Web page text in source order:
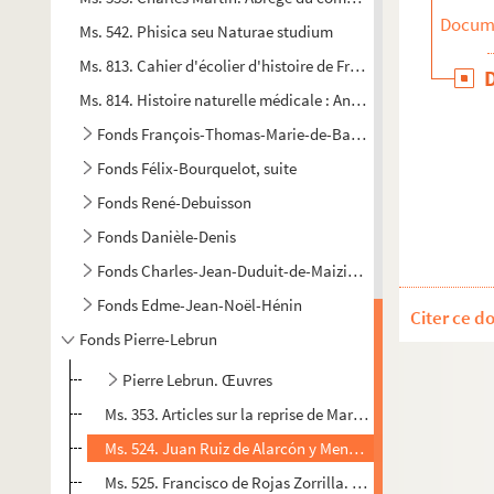
Ms. 542. Phisica seu Naturae studium
Ms. 813. Cahier d'écolier d'histoire de France
Ms. 814. Histoire naturelle médicale : Antoine de Jussieu
Fonds François-Thomas-Marie-de-Baculard-d'Arnaud
Fonds Félix-Bourquelot, suite
Fonds René-Debuisson
Fonds Danièle-Denis
Fonds Charles-Jean-Duduit-de-Maizières
Fonds Edme-Jean-Noël-Hénin
Fonds Pierre-Lebrun
Pierre Lebrun. Œuvres
Ms. 353. Articles sur la reprise de Marie Stuart de Pierre
Ms. 524. Juan Ruiz de Alarcón y Mendoza. La verdad
Ms. 525. Francisco de Rojas Zorrilla. No hay ser padre
Citer ce